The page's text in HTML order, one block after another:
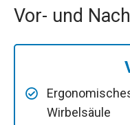
Vor- und
Wirbelsäule